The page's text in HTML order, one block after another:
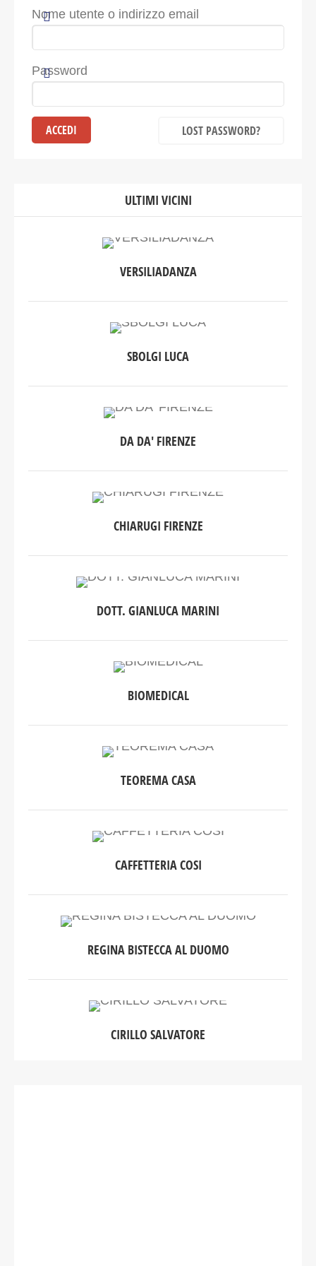
Nome utente o indirizzo email
Password
LOST PASSWORD?
ULTIMI VICINI
VERSILIADANZA
SBOLGI LUCA
DA DA' FIRENZE
CHIARUGI FIRENZE
DOTT. GIANLUCA MARINI
BIOMEDICAL
TEOREMA CASA
CAFFETTERIA COSI
REGINA BISTECCA AL DUOMO
CIRILLO SALVATORE